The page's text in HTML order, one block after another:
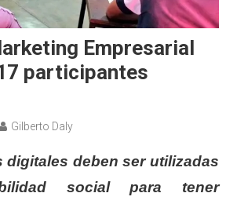
Empresarial
participantes
Gilberto Daly
digitales deben ser utilizadas
social para tener